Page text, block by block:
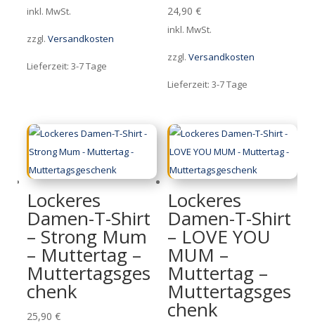
inkl. MwSt.
zzgl. Versandkosten
Lieferzeit: 3-7 Tage
24,90€
inkl. MwSt.
zzgl.Versandkosten
Lieferzeit:3-7 Tage
Lockeres
Damen-T-Shirt
– Strong Mum
– Muttertag –
Muttertagsges
chenk
25,90 €
Lockeres
Damen-T-Shirt
– LOVE YOU
MUM –
Muttertag –
Muttertagsges
chenk